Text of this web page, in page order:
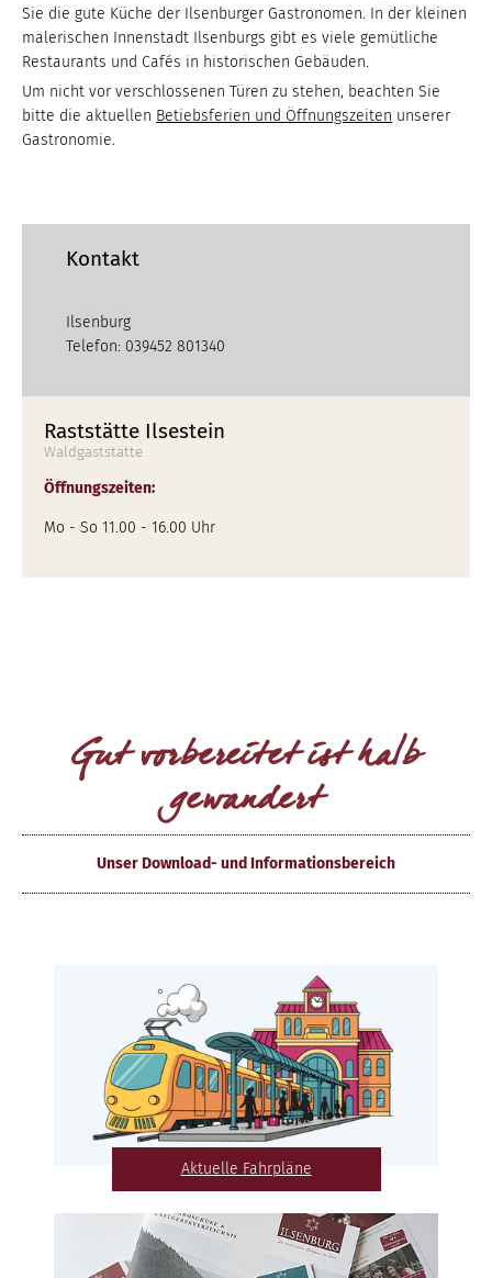
Sie die gute Küche der Ilsenburger Gastronomen. In der kleinen
malerischen Innenstadt Ilsenburgs gibt es viele gemütliche
Restaurants und Cafés in historischen Gebäuden.
Um nicht vor verschlossenen Türen zu stehen, beachten Sie
bitte die aktuellen Betiebsferien und Öffnungszeiten unserer
Gastronomie.
Kontakt
Ilsenburg
Telefon: 039452 801340
Raststätte Ilsestein
Waldgaststätte
Öffnungszeiten:
Mo - So 11.00 - 16.00 Uhr
Gut vorbereitet ist halb
gewandert
Unser Download- und Informationsbereich
Aktuelle Fahrpläne